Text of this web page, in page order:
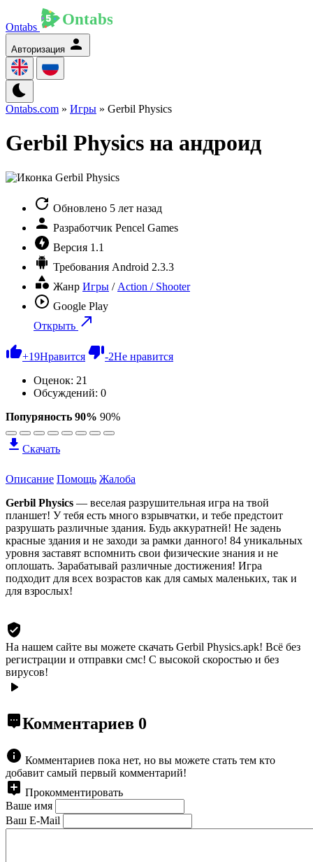
Ontabs
Авторизация
Ontabs.com » Игры » Gerbil Physics
Gerbil Physics на андроид
Обновлено 5 лет назад
Разработчик Pencel Games
Версия 1.1
Требования Android 2.3.3
Жанр Игры / Action / Shooter
Google Play
Открыть
+19Нравится -2Не нравится
Оценок: 21
Обсуждений: 0
Попуряность 90% 90%
Скачать
Описание Помощь Жалоба
Gerbil Physics — веселая разрушительная игра на твой
планшет! У тебя есть много взрывчатки, и тебе предстоит
разрушать различные здания. Будь аккуратней! Не задень
красные здания и не заходи за рамки данного! 84 уникальных
уровня заставят вспомнить свои физические знания и не
оплошать. Зарабатывай различные достижения! Игра
подходит для всех возрастов как для самых маленьких, так и
для взрослых!
На нашем сайте вы можете скачать Gerbil Physics.apk! Всё без
регистрации и отправки смс! С высокой скоростью и без
вирусов!
Комментариев 0
Комментариев пока нет, но вы можете стать тем кто
добавит самый первый комментарий!
Прокомментировать
Ваше имя
Ваш E-Mail